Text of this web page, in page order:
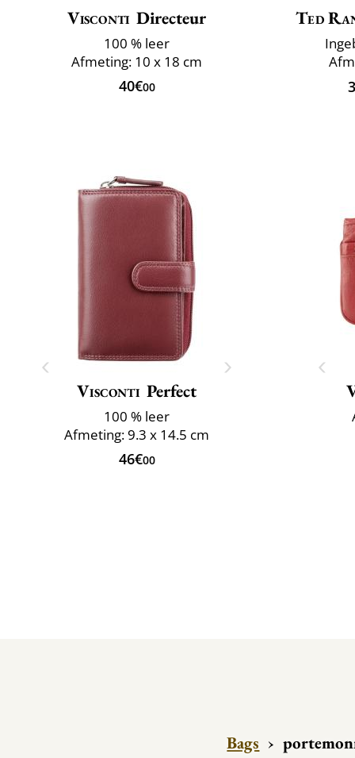
Visconti Directeur
100 % leer
Afmeting: 10 x 18 cm
40€00
Ted
Visconti Perfect
100 % leer
Afmeting: 9.3 x 14.5 cm
46€00
Bags ›